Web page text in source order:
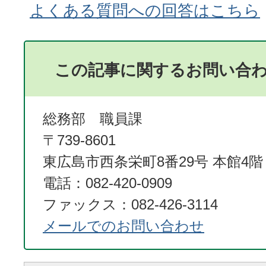
よくある質問への回答はこちら
この記事に関するお問い合
総務部 職員課
〒739-8601
東広島市西条栄町8番29号 本館4階
電話：082-420-0909
ファックス：082-426-3114
メールでのお問い合わせ